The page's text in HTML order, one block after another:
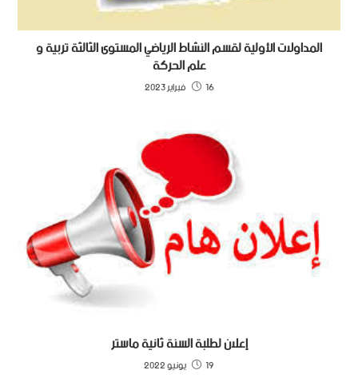
المداولات الأولية لقسم النشاط الرياضي المستوى الثالثة تربية و
علم الحركة
16 فبراير 2023
إعلان لطلبة السنة ثانية ماستر
19 يونيو 2022